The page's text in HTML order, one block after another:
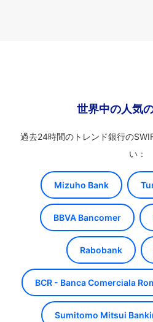
世界中の人気
過去24時間のトレンド銀行の
い：
Mizuho Bank
BBVA Bancomer
Rabobank
BCR - Banca Comerciala
Sumitomo Mitsui